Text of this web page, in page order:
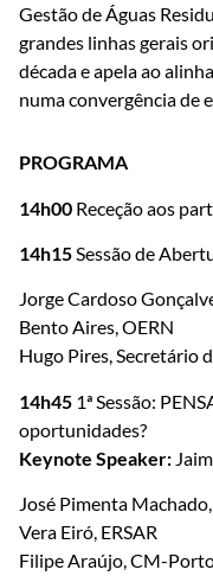
Gestão de Águas
grandes linhas gerais
década e apela ao
numa convergência de
PROGRAMA
14h00 Receção aos
14h15Sessão de
Jorge Cardoso
Bento Aires, OERN
Hugo Pires, Secretário
14h45 1ª Sessão:
oportunidades?
Keynote Speaker:
José Pimenta
Vera Eiró, ERSAR
Filipe Araújo, CM-